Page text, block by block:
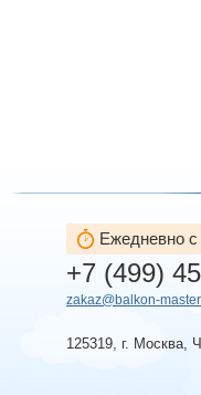
Ежедневно с
+7 (499)
zakaz@balkon-
125319, г. Москва,